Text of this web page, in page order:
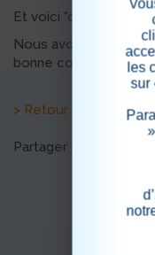
Et voici "chouchou"
Nous avons pu
bonne compagnie
> Retour aux
Partager sur les
les
sur